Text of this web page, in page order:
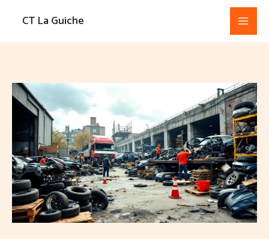
contenu
CT La Guiche